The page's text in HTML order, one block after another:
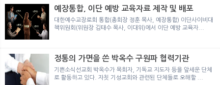
예장통합, 이단 예방 교육자료 제작 및 배포
대한예수교장로회 통합(총회장 정훈 목사, 예장통합) 이단사이비대
책위원회(위원장 김태수 목사, 이대위)에서 이단 예방 교육자...
정통의 가면을 쓴 박옥수 구원파 협력기관
기쁜소식선교회 박옥수가 목회자, 기독교 지도자 등을 앞세운 단체
로 활동하고 있다. 자칫 기성교회와 관련된 단체들로 오해할 ...